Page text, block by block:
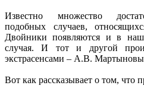
Известно множество
подобных случаев,
Двойники появляются и в
случая. И тот и другой
экстрасенсами – А.В.
Вот как рассказывает о том,